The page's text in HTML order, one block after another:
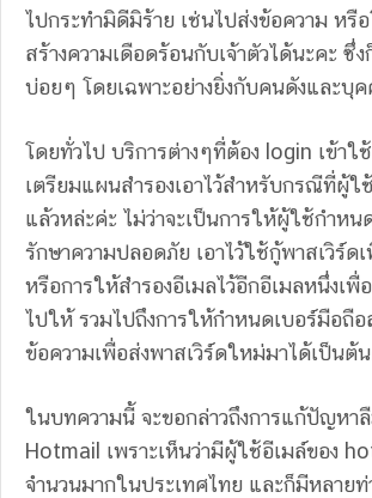
ไปกระทำมิดีมิร้าย เช่นไปส่งข้อความ หรื
สร้างความเดือดร้อนกับเจ้าตัวได้นะคะ ซึ่
บ่อยๆ โดยเฉพาะอย่างยิ่งกับคนดังและบุ
โดยทั่วไป บริการต่างๆที่ต้อง login เข้าใ
เตรียมแผนสำรองเอาไว้สำหรับกรณีที่ผู้ใ
แล้วหล่ะค่ะ ไม่ว่าจะเป็นการให้ผู้ใช้กำห
รักษาความปลอดภัย เอาไว้ใช้กู้พาสเวิร์ด
หรือการให้สำรองอีเมลไว้อีกอีเมลหนึ่งเพื่
ไปให้ รวมไปถึงการให้กำหนดเบอร์มือถื
ข้อความเพื่อส่งพาสเวิร์ดใหม่มาได้เป็นต้
ในบทความนี้ จะขอกล่าวถึงการแก้ปัญหา
Hotmail เพราะเห็นว่ามีผู้ใช้อีเมล์ของ
จำนวนมากในประเทศไทย และก็มีหลา